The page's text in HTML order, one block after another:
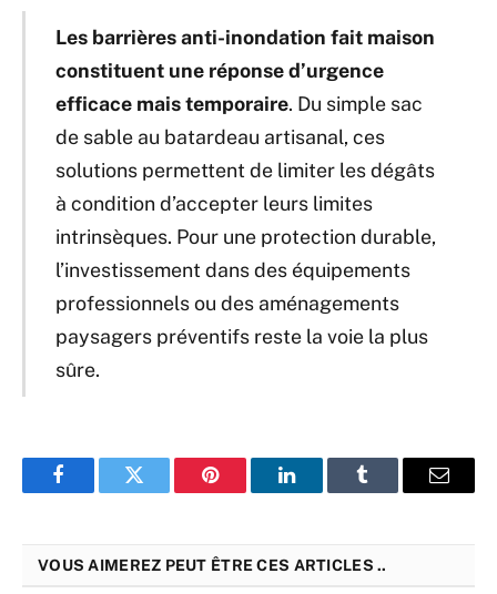
Les barrières anti-inondation fait maison
constituent une réponse d’urgence
efficace mais temporaire. Du simple sac
de sable au batardeau artisanal, ces
solutions permettent de limiter les dégâts
à condition d’accepter leurs limites
intrinsèques. Pour une protection durable,
l’investissement dans des équipements
professionnels ou des aménagements
paysagers préventifs reste la voie la plus
sûre.
FacebookTwitter Pinterest LinkedInTumblr Email
VOUS AIMEREZ PEUT ÊTRE CES ARTICLES ..